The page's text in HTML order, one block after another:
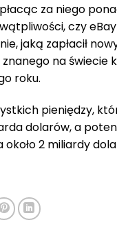
za niego
czy
jaką zapłacił
na świecie
roku.
pieniędzy,
dolarów, a
2 miliardy